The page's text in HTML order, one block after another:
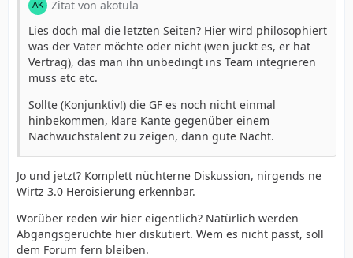
Zitat von akotula
Lies doch mal die letzten Seiten? Hier wird philosophiert
was der Vater möchte oder nicht (wen juckt es, er hat
Vertrag), das man ihn unbedingt ins Team integrieren
muss etc etc.
Sollte (Konjunktiv!) die GF es noch nicht einmal
hinbekommen, klare Kante gegenüber einem
Nachwuchstalent zu zeigen, dann gute Nacht.
Jo und jetzt? Komplett nüchterne Diskussion, nirgends ne
Wirtz 3.0 Heroisierung erkennbar.
Worüber reden wir hier eigentlich? Natürlich werden
Abgangsgerüchte hier diskutiert. Wem es nicht passt, soll
dem Forum fern bleiben.